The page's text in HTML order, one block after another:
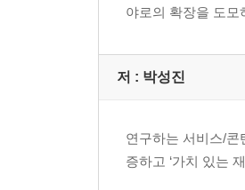
야로의 확장을 도모
저 : 박성진
연구하는 서비스/
증하고 ‘가치 있는